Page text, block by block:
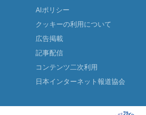
AIポリシー
クッキーの利用について
広告掲載
記事配信
コンテンツ二次利用
日本インターネット報道協会